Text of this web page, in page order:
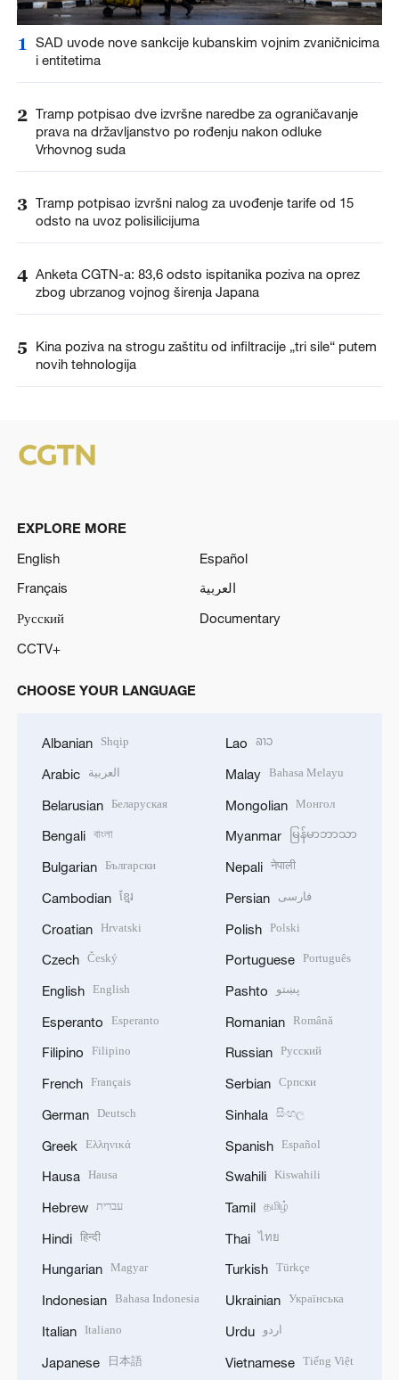
1
SAD uvode nove sankcije kubanskim vojnim zvaničnicima
i entitetima
2 Tramp potpisao dve izvršne naredbe za ograničavanje
prava na državljanstvo po rođenju nakon odluke
Vrhovnog suda
3 Tramp potpisao izvršni nalog za uvođenje tarife od 15
odsto na uvoz polisilicijuma
4 Anketa CGTN-a: 83,6 odsto ispitanika poziva na oprez
zbog ubrzanog vojnog širenja Japana
5
Kina poziva na strogu zaštitu od infiltracije „tri sile“ putem
novih tehnologija
EXPLORE MORE
English
Español
Français
العربية
Русский
Documentary
CCTV+
CHOOSE YOUR LANGUAGE
Albanian Shqip
Arabic العربية
Belarusian Беларуская
Bengali বাংলা
Bulgarian Български
Cambodian ខ្មែរ
Croatian Hrvatski
Czech Český
English English
Esperanto Esperanto
Filipino Filipino
French Français
German Deutsch
Greek Ελληνικά
Hausa Hausa
Hebrew עברית
Hindi हिन्दी
Hungarian Magyar
Indonesian Bahasa Indonesia
Italian Italiano
Japanese 日本語
Lao ລາວ
Malay Bahasa Melayu
Mongolian Монгол
Myanmar မြန်မာဘာသာ
Nepali नेपाली
Persian فارسی
Polish Polski
Portuguese Português
Pashto پښتو
Romanian Română
Russian Русский
Serbian Српски
Sinhala සිංහල
Spanish Español
Swahili Kiswahili
Tamil தமிழ்
Thai ไทย
Turkish Türkçe
Ukrainian Українська
Urdu اردو
Vietnamese Tiếng Việt